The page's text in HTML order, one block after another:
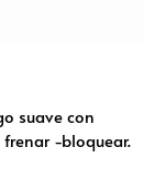
suave con
-bloquear.